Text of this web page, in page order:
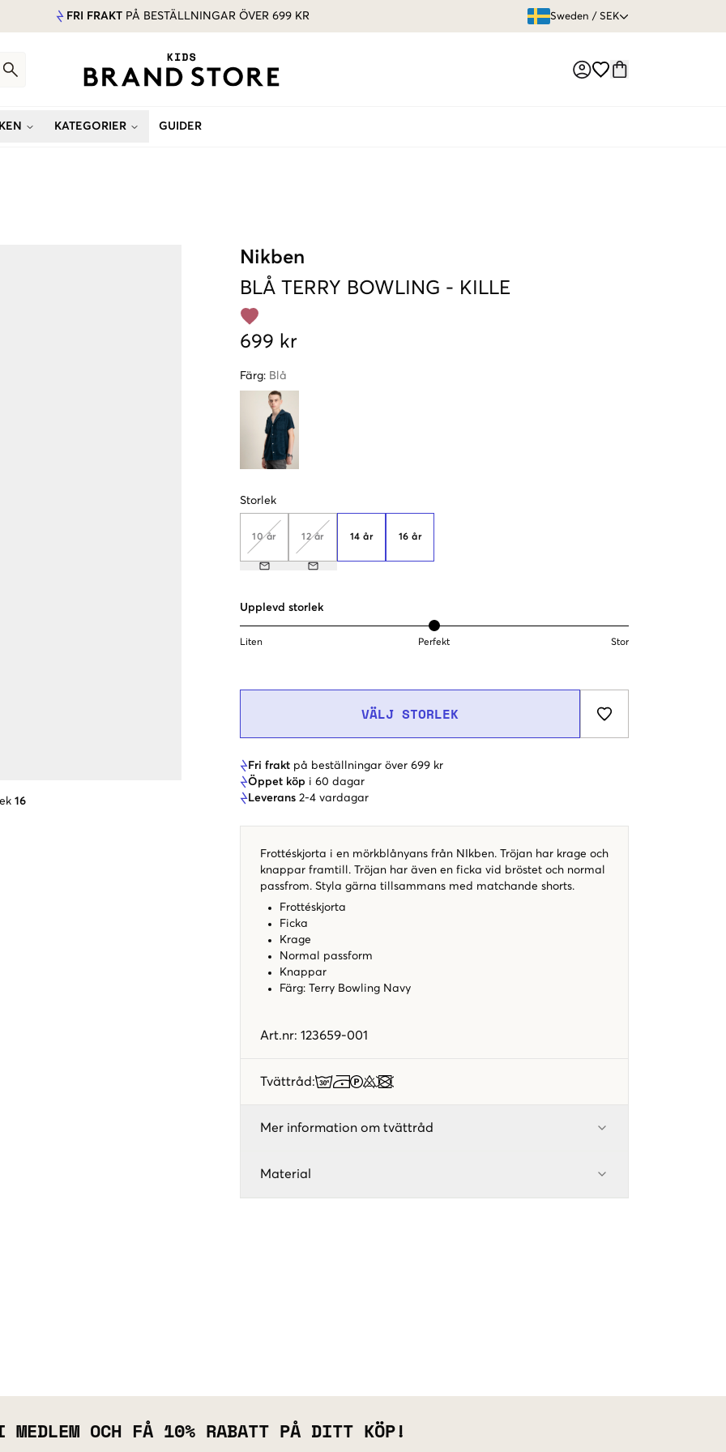
FRI FRAKT PÅ BESTÄLLNINGAR ÖVER 699 KR Sweden / SEK
KATEGORIER GUIDER
16
Nikben
BLÅ TERRY BOWLING - KILLE
699 kr
Färg: Blå
Storlek
10 år 12 år 14 år 16 år
Upplevd storlek
Liten Perfekt Stor
VÄLJ STORLEK
Fri frakt på beställningar över 699 kr
Öppet köp i 60 dagar
Leverans 2-4 vardagar
Frottéskjorta i en mörkblånyans från NIkben. Tröjan har krage och
knappar framtill. Tröjan har även en ficka vid bröstet och normal
passfrom. Styla gärna tillsammans med matchande shorts.
Frottéskjorta
Ficka
Krage
Normal passform
Knappar
Färg: Terry Bowling Navy
Art.nr: 123659-001
Tvättråd:
Mer information om tvättråd
Material
MEDLEM OCH FÅ 10% RABATT PÅ DITT KÖP!